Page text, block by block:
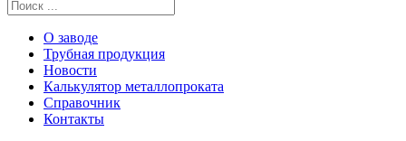
О заводе
Трубная продукция
Новости
Калькулятор металлопроката
Справочник
Контакты